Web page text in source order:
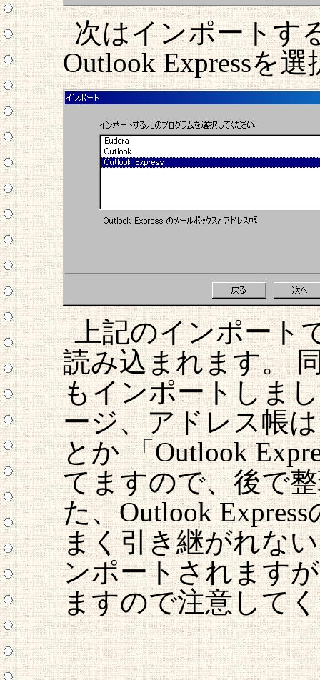
次はインポートす
Outlook Expressを
上記のインポート
読み込まれます。
もインポートしま
ージ、アドレス帳
とか 「Outlook
てますので、後で
た、Outlook
まく引き継がれな
ンポートされます
ますので注意して